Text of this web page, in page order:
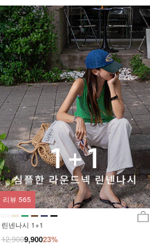
린넨나시 1+1
23%
12,9009,900
리뷰 565